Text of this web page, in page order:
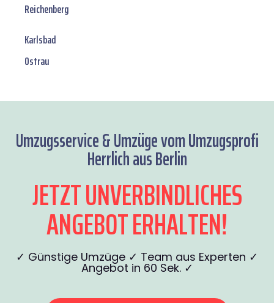
Reichenberg
Karlsbad
Ostrau
Umzugsservice & Umzüge vom Umzugsprofi
Herrlich aus Berlin
JETZT UNVERBINDLICHES
ANGEBOT ERHALTEN!
✓ Günstige Umzüge ✓ Team aus Experten ✓
Angebot in 60 Sek. ✓